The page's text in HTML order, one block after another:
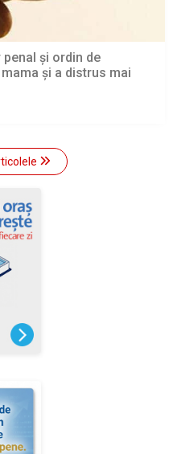
și ordin de
și a distrus mai